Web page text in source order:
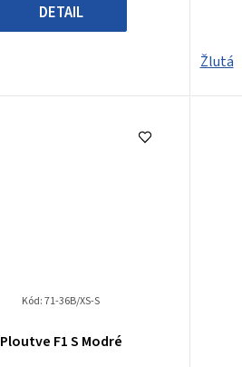
DETAIL
Žlutá
Ploutve F1 S Modré
Kód:71-36B/XS-S